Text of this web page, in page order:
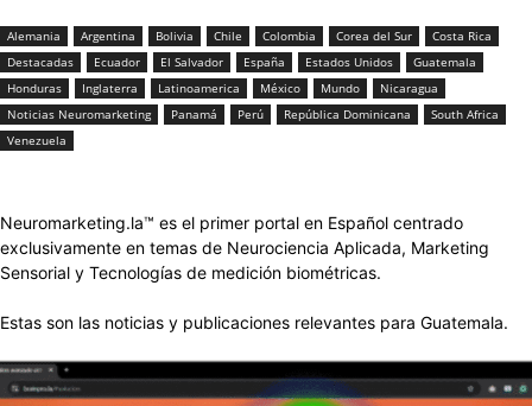
Alemania Argentina Bolivia Chile Colombia Corea del Sur
Costa Rica
Destacadas
Ecuador El Salvador España Estados Unidos
Guatemala
Honduras
Inglaterra Latinoamerica México Mundo
Nicaragua
Noticias Neuromarketing
Panamá Perú República Dominicana
South Africa
Venezuela
Neuromarketing.la™ es el primer portal en Español centrado
exclusivamente en temas de Neurociencia Aplicada, Marketing
Sensorial y Tecnologías de medición biométricas.
Estas son las noticias y publicaciones relevantes para Guatemala.